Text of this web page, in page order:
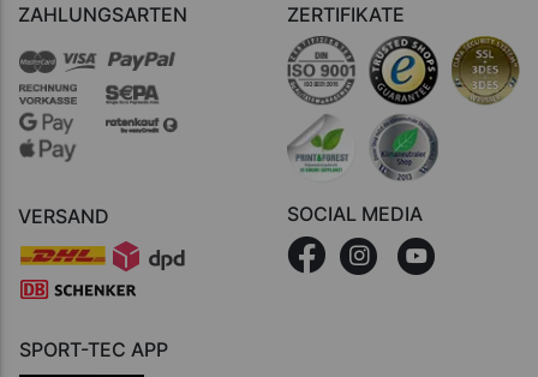
ZAHLUNGSARTEN
VERSAND
ZERTIFIKATE
SOCIAL MEDIA
SPORT-TEC APP